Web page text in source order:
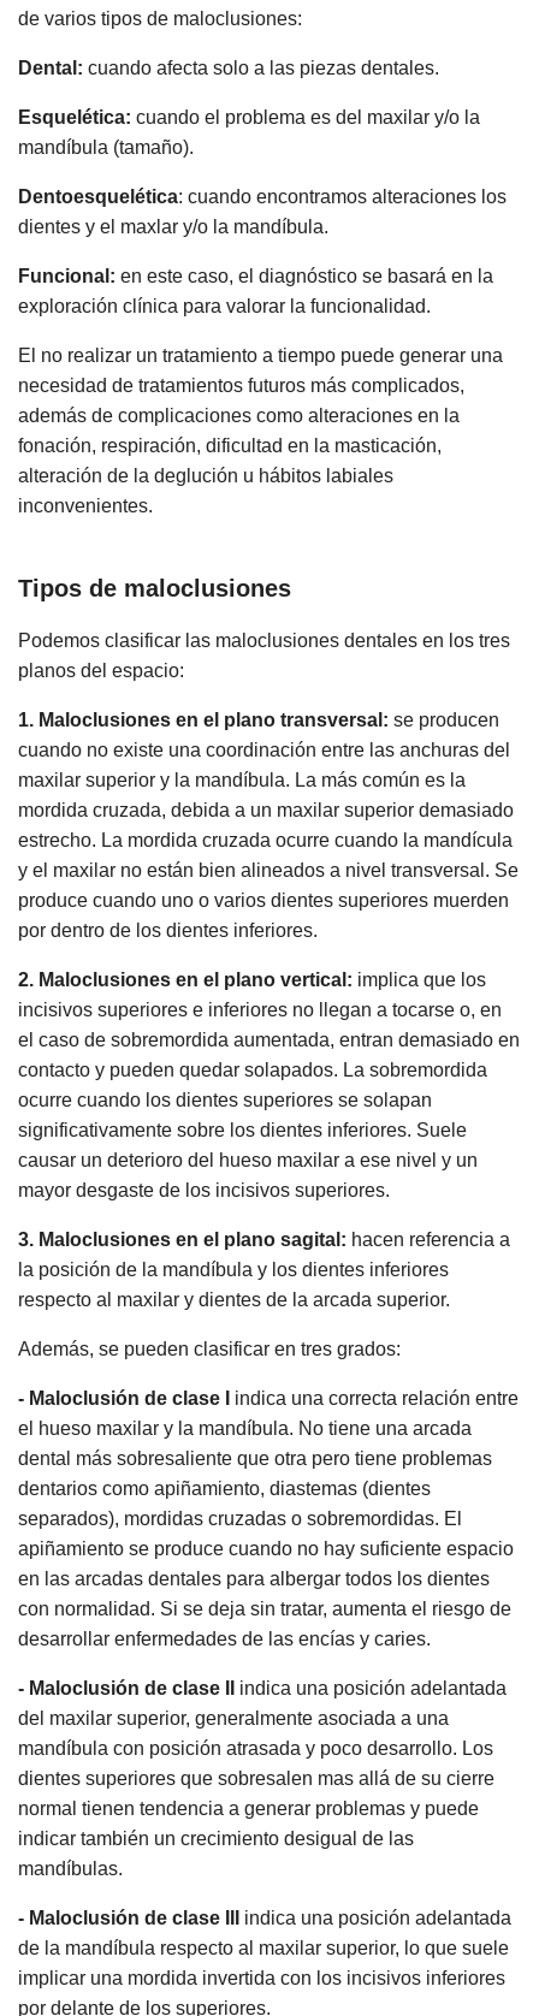
de varios tipos de maloclusiones:
Dental: cuando afecta solo a las piezas dentales.
Esquelética: cuando el problema es del maxilar y/o la
mandíbula (tamaño).
Dentoesquelética: cuando encontramos alteraciones los
dientes y el maxlar y/o la mandíbula.
Funcional: en este caso, el diagnóstico se basará en la
exploración clínica para valorar la funcionalidad.
El no realizar un tratamiento a tiempo puede generar una
necesidad de tratamientos futuros más complicados,
además de complicaciones como alteraciones en la
fonación, respiración, dificultad en la masticación,
alteración de la deglución u hábitos labiales
inconvenientes.
Tipos de maloclusiones
Podemos clasificar las maloclusiones dentales en los tres
planos del espacio:
1. Maloclusiones en el plano transversal: se producen
cuando no existe una coordinación entre las anchuras del
maxilar superior y la mandíbula. La más común es la
mordida cruzada, debida a un maxilar superior demasiado
estrecho. La mordida cruzada ocurre cuando la mandícula
y el maxilar no están bien alineados a nivel transversal. Se
produce cuando uno o varios dientes superiores muerden
por dentro de los dientes inferiores.
2. Maloclusiones en el plano vertical: implica que los
incisivos superiores e inferiores no llegan a tocarse o, en
el caso de sobremordida aumentada, entran demasiado en
contacto y pueden quedar solapados. La sobremordida
ocurre cuando los dientes superiores se solapan
significativamente sobre los dientes inferiores. Suele
causar un deterioro del hueso maxilar a ese nivel y un
mayor desgaste de los incisivos superiores.
3. Maloclusiones en el plano sagital: hacen referencia a
la posición de la mandíbula y los dientes inferiores
respecto al maxilar y dientes de la arcada superior.
Además, se pueden clasificar en tres grados:
- Maloclusión de clase I indica una correcta relación entre
el hueso maxilar y la mandíbula. No tiene una arcada
dental más sobresaliente que otra pero tiene problemas
dentarios como apiñamiento, diastemas (dientes
separados), mordidas cruzadas o sobremordidas. El
apiñamiento se produce cuando no hay suficiente espacio
en las arcadas dentales para albergar todos los dientes
con normalidad. Si se deja sin tratar, aumenta el riesgo de
desarrollar enfermedades de las encías y caries.
- Maloclusión de clase II indica una posición adelantada
del maxilar superior, generalmente asociada a una
mandíbula con posición atrasada y poco desarrollo. Los
dientes superiores que sobresalen mas allá de su cierre
normal tienen tendencia a generar problemas y puede
indicar también un crecimiento desigual de las
mandíbulas.
- Maloclusión de clase III indica una posición adelantada
de la mandíbula respecto al maxilar superior, lo que suele
implicar una mordida invertida con los incisivos inferiores
por delante de los superiores.